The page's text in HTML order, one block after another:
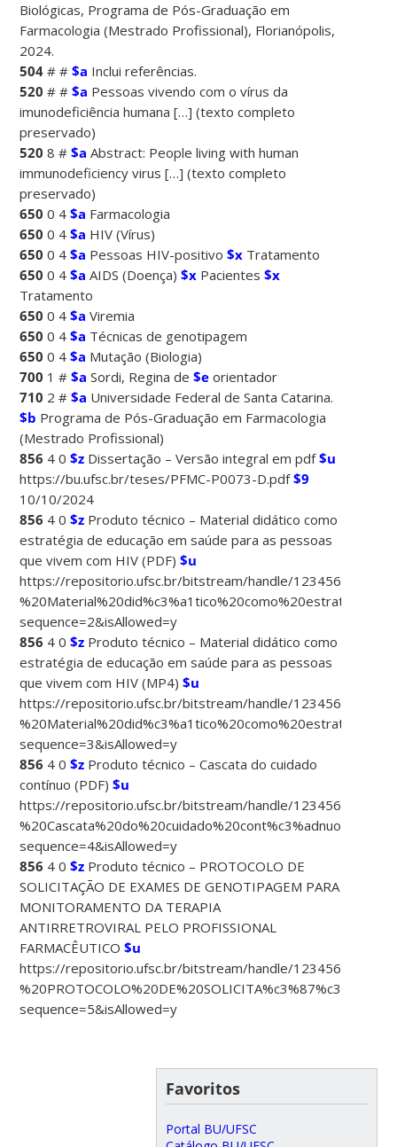
Biológicas, Programa de Pós-Graduação em
Farmacologia (Mestrado Profissional), Florianópolis,
2024.
504 # #$a Inclui referências.
520 # #$a Pessoas vivendo com o vírus da
imunodeficiência humana […] (texto completo
preservado)
520 8 #$a Abstract: People living with human
immunodeficiency virus […] (texto completo
preservado)
650 0 4$a Farmacologia
650 0 4$a HIV (Vírus)
650 0 4$a Pessoas HIV-positivo$x Tratamento
650 0 4$a AIDS (Doença)$x Pacientes$x
Tratamento
650 0 4$a Viremia
650 0 4$a Técnicas de genotipagem
650 0 4$a Mutação (Biologia)
700 1 #$a Sordi, Regina de$e orientador
710 2 #$a Universidade Federal de Santa Catarina.
$b Programa de Pós-Graduação em Farmacologia
(Mestrado Profissional)
856 4 0$z Dissertação – Versão integral em pdf$u
https://bu.ufsc.br/teses/PFMC-P0073-D.pdf$9
10/10/2024
856 4 0$z Produto técnico – Material didático como
estratégia de educação em saúde para as pessoas
que vivem com HIV (PDF)$u
https://repositorio.ufsc.br/bitstream/handle/123456789/
sequence=2&isAllowed=y
856 4 0$z Produto técnico – Material didático como
estratégia de educação em saúde para as pessoas
que vivem com HIV (MP4)$u
https://repositorio.ufsc.br/bitstream/handle/123456789/
sequence=3&isAllowed=y
856 4 0$z Produto técnico – Cascata do cuidado
contínuo (PDF)$u
https://repositorio.ufsc.br/bitstream/handle/123456789/
%20Cascata%20do%20cuidado%20cont%c3%adnuo.pdf?
sequence=4&isAllowed=y
856 4 0$z Produto técnico – PROTOCOLO DE
SOLICITAÇÃO DE EXAMES DE GENOTIPAGEM PARA
MONITORAMENTO DA TERAPIA
ANTIRRETROVIRAL PELO PROFISSIONAL
FARMACÊUTICO$u
https://repositorio.ufsc.br/bitstream/handle/123456789/
sequence=5&isAllowed=y
Favoritos
Portal BU/UFSC